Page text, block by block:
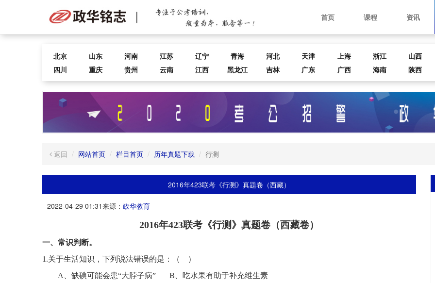
首页 课程 资讯
北京 山东 河南 江苏 辽宁 青海 河北 天津 上海 浙江 山西
四川
重庆 贵州 云南 江西 黑龙江 吉林 广东 广西 海南 陕西
返回 网站首页 栏目首页 历年真题下载 行测
2016年423联考《行测》真题卷（西藏）
2022-04-29 01:31来源： 政华教育
2016年423联考《行测》真题卷 （西藏卷）
一、常识判断。
1 .关于生活知识，下列说法错误的是： （
）
A、缺碘可能会患“大脖子病”
B、吃水果有助于补充维生素